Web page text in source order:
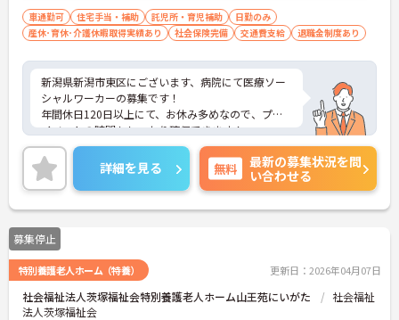
車通勤可 住宅手当・補助 託児所・育児補助
日勤のみ
産休･育休･介護休暇取得実績あり
社会保険完備 交通費支給 退職金制度あり
新潟県新潟市東区にございます、病院にて医療ソー
シャルワーカーの募集です！
年間休日120日以上にて、お休み多めなので、プラ
イベートの時間もしっかり確保できます！
ご興味のある方は、マイナビ介護職までお問い合わ
せください。詳細を見る 無料
最新の募集状況を問
い合わせる
募集停止
特別養護老人ホーム（特養） 更新日：2026年04月07日
社会福祉法人茨塚福祉会特別養護老人ホーム山王苑にいがた
社会福祉
法人茨塚福祉会